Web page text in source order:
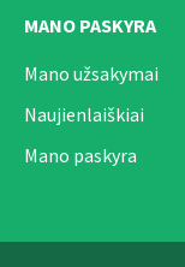
MANO PASKYRA
Mano užsakymai
Naujienlaiškiai
Mano paskyra